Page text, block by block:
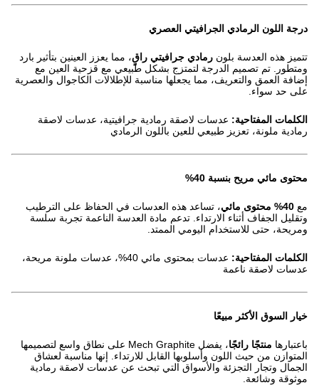
درجة اللون الرمادي الجرافيتي العصري
تتميز هذه العدسة بلون رمادي جرافيتي راقٍ، مما يعزز العينين بتأثير بارد
ومتطور. تم تصميم الدرجة لتمتزج بشكل طبيعي مع قزحية العين مع
إضافة العمق والتعريف، مما يجعلها مناسبة للإطلالات الكاجوال والعصرية
على حد سواء.
الكلمات المفتاحية: عدسات لاصقة رمادية جرافيتية، عدسات لاصقة
رمادية ملونة، تعزيز طبيعي للعين باللون الرمادي
محتوى مائي مريح بنسبة 40%
مع 40% محتوى مائي
، تساعد هذه العدسات في الحفاظ على الترطيب
وتقليل الجفاف أثناء الارتداء. تدعم مادة العدسة الناعمة تجربة سلسة
ومريحة، حتى للاستخدام اليومي الممتد.
الكلمات المفتاحية:
عدسات بمحتوى مائي 40%، عدسات ملونة مريحة،
عدسات لاصقة ناعمة
خيار السوق الأكثر مبيعًا
باعتبارها منتجًا رائجًا
، يفضل Mech Graphite على نطاق واسع لتصميمها
المتوازن من حيث اللون وأسلوبها القابل للارتداء. إنها مناسبة لعشاق
الجمال وتجار التجزئة والأسواق التي تبحث عن عدسات لاصقة رمادية
موثوقة وشائعة.